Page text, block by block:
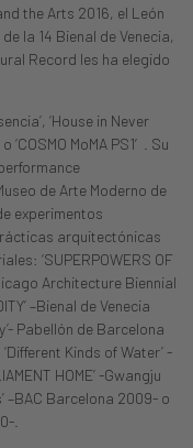
the Arts 2016, el León
la 14 Bienal de Venecia,
Record les ha elegido
‘House in Never
‘COSMO MoMA PS1′. Su
de Arte Moderno de
experimentos
arquitectónicas
‘SUPERPOWERS OF
Architecture Biennial
–Bienal de Venecia
Pabellón de Barcelona
Kinds of Water’ -
HOME’ -Gwangju
–BAC Barcelona 2009- o
.